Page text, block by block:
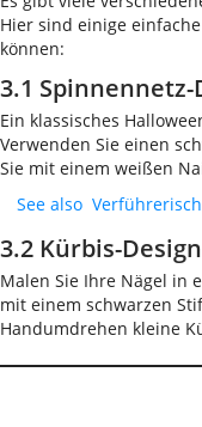
Hier sind einige
können:
3.1 Spinnennetz-
Ein klassisches
Verwenden Sie einen
Sie mit einem weißen
See also
3.2 Kürbis-Design
Malen Sie Ihre Nägel in
mit einem schwarzen
Handumdrehen kleine